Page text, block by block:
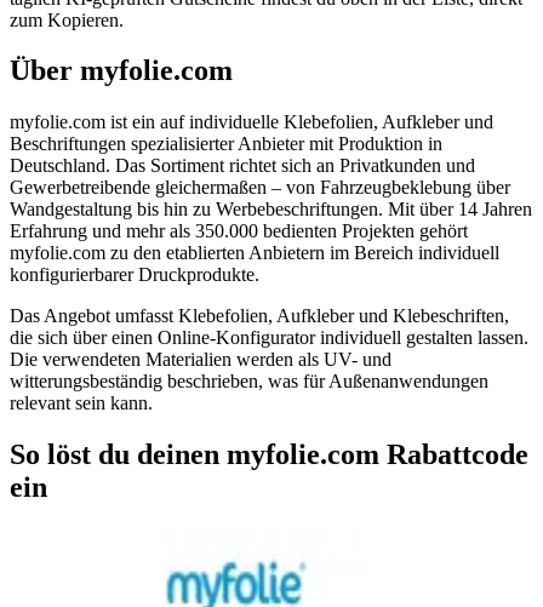
zum Kopieren.
Über myfolie.com
myfolie.com ist ein auf individuelle Klebefolien, Aufkleber und
Beschriftungen spezialisierter Anbieter mit Produktion in
Deutschland. Das Sortiment richtet sich an Privatkunden und
Gewerbetreibende gleichermaßen – von Fahrzeugbeklebung über
Wandgestaltung bis hin zu Werbebeschriftungen. Mit über 14 Jahren
Erfahrung und mehr als 350.000 bedienten Projekten gehört
myfolie.com zu den etablierten Anbietern im Bereich individuell
konfigurierbarer Druckprodukte.
Das Angebot umfasst Klebefolien, Aufkleber und Klebeschriften,
die sich über einen Online-Konfigurator individuell gestalten lassen.
Die verwendeten Materialien werden als UV- und
witterungsbeständig beschrieben, was für Außenanwendungen
relevant sein kann.
So löst du deinen myfolie.com Rabattcode
ein